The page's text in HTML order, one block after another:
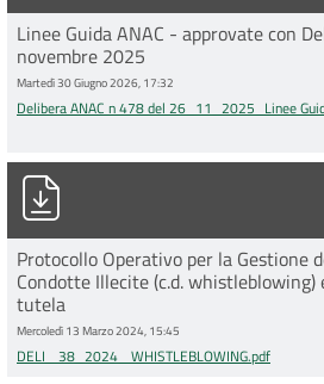
Linee Guida ANAC - approvate con
novembre 2025
Martedì 30 Giugno 2026, 17:32
Delibera ANAC n 478 del 26_11_2025_Linee
DELI_ 38_2024_
Protocollo Operativo per la Gestione
Condotte Illecite (c.d.
tutela
Mercoledì 13 Marzo 2024, 15:45
DELI_ 38_2024_ WHISTLEBLOWING.pdf